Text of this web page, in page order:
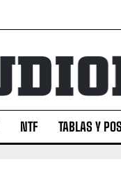
NTF TABLAS Y